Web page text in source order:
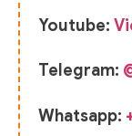
Youtube:
Telegram:
Whatsapp: